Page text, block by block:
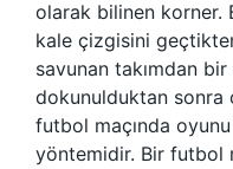
olarak bilinen korner.
kale çizgisini
savunan takımdan
dokunulduktan sonra
futbol maçında
yöntemidir. Bir futbol